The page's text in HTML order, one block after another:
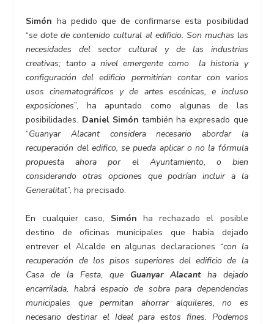
Simón ha pedido que de confirmarse esta posibilidad
“se dote de contenido cultural al edificio. Son muchas las
necesidades del sector cultural y de las industrias
creativas; tanto a nivel emergente como la historia y
configuración del edificio permitirían contar con varios
usos cinematográficos y de artes escénicas, e incluso
exposiciones”, ha apuntado como algunas de las
posibilidades. Daniel Simóntambién ha expresado que
“Guanyar Alacant considera necesario abordar la
recuperación del edifico, se pueda aplicar o no la fórmula
propuesta ahora por el Ayuntamiento, o bien
considerando otras opciones que podrían incluir a la
Generalitat”, ha precisado.
En cualquier caso, Simónha rechazado el posible
destino de oficinas municipales que había dejado
entrever el Alcalde en algunas declaraciones “con la
recuperación de los pisos superiores del edificio de la
Casa de la Festa, que Guanyar Alacantha dejado
encarrilada, habrá espacio de sobra para dependencias
municipales que permitan ahorrar alquileres, no es
necesario destinar el Ideal para estos fines. Podemos